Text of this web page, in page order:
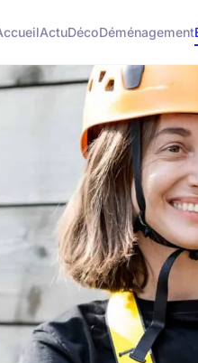
ActuDécoDéménagement